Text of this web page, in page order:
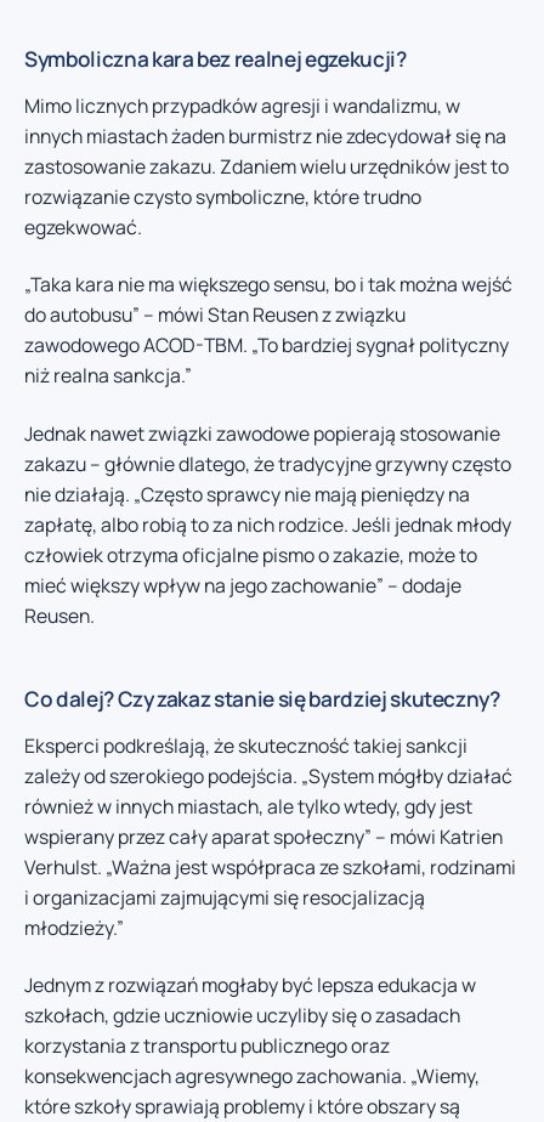
Symboliczna kara bez realnej egzekucji?
Mimo licznych przypadków agresji i wandalizmu, w
innych miastach żaden burmistrz nie zdecydował się na
zastosowanie zakazu. Zdaniem wielu urzędników jest to
rozwiązanie czysto symboliczne, które trudno
egzekwować.
„Taka kara nie ma większego sensu, bo i tak można wejść
do autobusu” – mówi Stan Reusen z związku
zawodowego ACOD-TBM. „To bardziej sygnał polityczny
niż realna sankcja.”
Jednak nawet związki zawodowe popierają stosowanie
zakazu – głównie dlatego, że tradycyjne grzywny często
nie działają. „Często sprawcy nie mają pieniędzy na
zapłatę, albo robią to za nich rodzice. Jeśli jednak młody
człowiek otrzyma oficjalne pismo o zakazie, może to
mieć większy wpływ na jego zachowanie” – dodaje
Reusen.
Co dalej? Czy zakaz stanie się bardziej skuteczny?
Eksperci podkreślają, że skuteczność takiej sankcji
zależy od szerokiego podejścia. „System mógłby działać
również w innych miastach, ale tylko wtedy, gdy jest
wspierany przez cały aparat społeczny” – mówi Katrien
Verhulst. „Ważna jest współpraca ze szkołami, rodzinami
i organizacjami zajmującymi się resocjalizacją
młodzieży.”
Jednym z rozwiązań mogłaby być lepsza edukacja w
szkołach, gdzie uczniowie uczyliby się o zasadach
korzystania z transportu publicznego oraz
konsekwencjach agresywnego zachowania. „Wiemy,
które szkoły sprawiają problemy i które obszary są